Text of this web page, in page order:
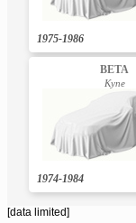
1975-1986
BETA
Купе
1974-1984
[data limited]